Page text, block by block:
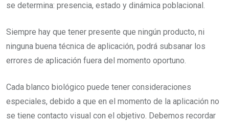
se determina: presencia, estado y dinámica poblacional.
Siempre hay que tener presente que ningún producto, ni
ninguna buena técnica de aplicación, podrá subsanar los
errores de aplicación fuera del momento oportuno.
Cada blanco biológico puede tener consideraciones
especiales, debido a que en el momento de la aplicación no
se tiene contacto visual con el objetivo. Debemos recordar